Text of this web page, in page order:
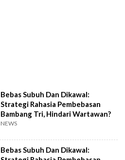
Bebas Subuh Dan Dikawal:
Strategi Rahasia Pembebasan
Bambang Tri, Hindari Wartawan?
NEWS
Bebas Subuh Dan Dikawal: